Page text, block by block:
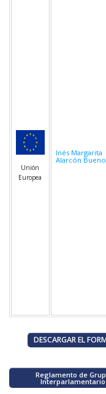
Unión
Europea
Inés Margarita
Alarcón Bueno
DESCARGAR EL
Reglamento de